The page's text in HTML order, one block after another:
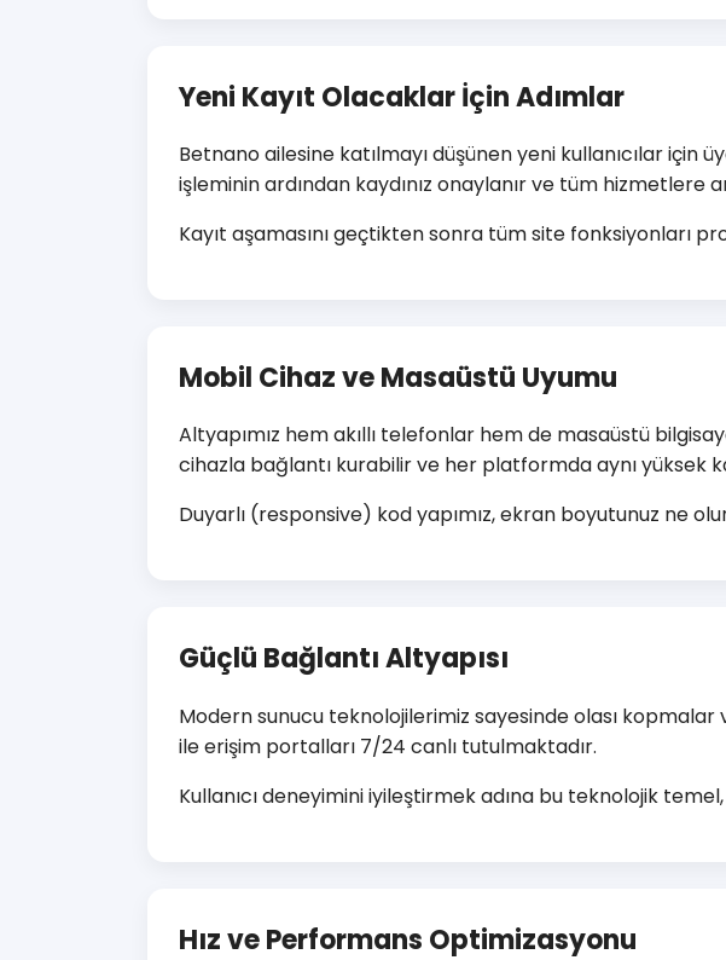
Yeni Kayıt Olacaklar İçin Adımlar
Betnano ailesine katılmayı düşünen yeni kullanıcılar
işleminin ardından kaydınız onaylanır ve tüm hizmetlere
Kayıt aşamasını geçtikten sonra tüm site fonksiyonları
Mobil Cihaz ve Masaüstü Uyumu
Altyapımız hem akıllı telefonlar hem de masaüstü
cihazla bağlantı kurabilir ve her platformda aynı yüksek
Duyarlı (responsive) kod yapımız, ekran boyutunuz ne
Güçlü Bağlantı Altyapısı
Modern sunucu teknolojilerimiz sayesinde olası
ile erişim portalları 7/24 canlı tutulmaktadır.
Kullanıcı deneyimini iyileştirmek adına bu teknolojik
Hız ve Performans Optimizasyonu